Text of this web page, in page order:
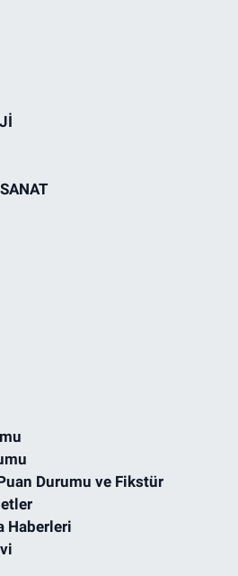
Durumu ve Fikstür
Haberleri